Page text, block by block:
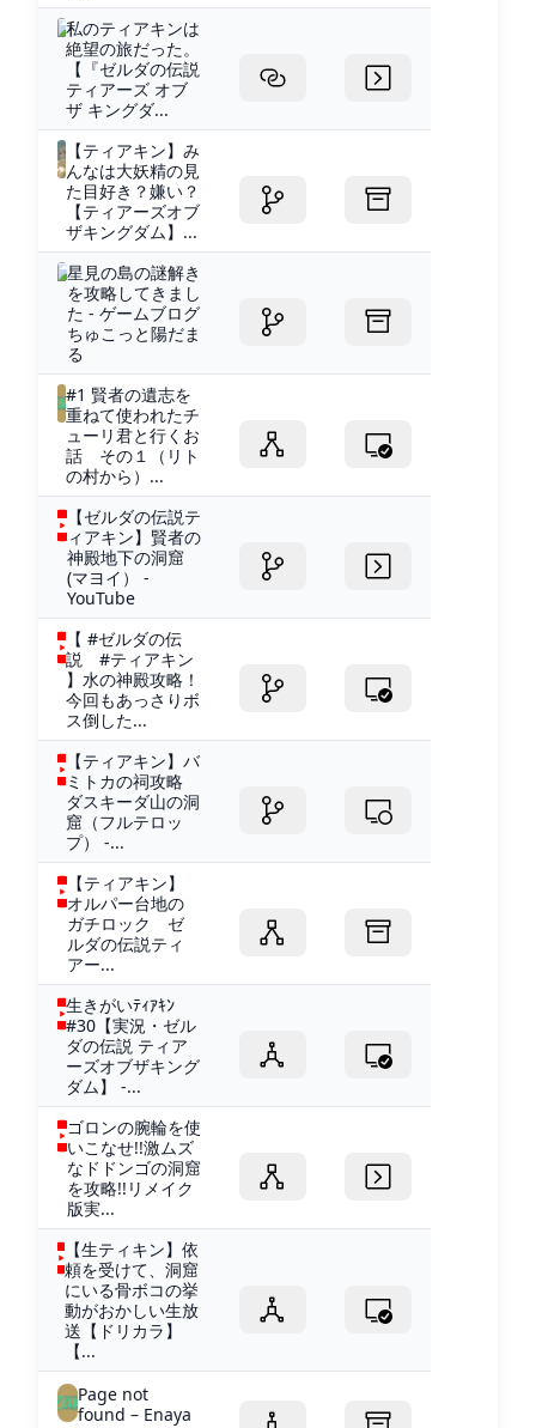
私のティアキンは
絶望の旅だった。
【『ゼルダの伝説
ティアーズ オブ
ザ キングダ...
【ティアキン】み
んなは大妖精の見
た目好き？嫌い？
【ティアーズオブ
ザキングダム】...
星見の島の謎解き
を攻略してきまし
た - ゲームブログ
ちゅこっと陽だま
る
#1 賢者の遺志を
重ねて使われたチ
ューリ君と行くお
話 その１（リト
の村から）...
【ゼルダの伝説テ
ィアキン】賢者の
神殿地下の洞窟
(マヨイ） -
YouTube
【 #ゼルダの伝
説 #ティアキン
】水の神殿攻略！
今回もあっさりボ
ス倒した...
【ティアキン】バ
ミトカの祠攻略
ダスキーダ山の洞
窟（フルテロッ
プ） -...
【ティアキン】
オルパー台地の
ガチロック ゼ
ルダの伝説ティ
アー...
生きがいﾃｨｱｷﾝ
#30【実況・ゼル
ダの伝説 ティア
ーズオブザキング
ダム】 -...
ゴロンの腕輪を使
いこなせ!!激ムズ
なドドンゴの洞窟
を攻略!!リメイク
版実...
【生ティキン】依
頼を受けて、洞窟
にいる骨ボコの挙
動がおかしい生放
送【ドリカラ】
【...
Page not
found – Enaya